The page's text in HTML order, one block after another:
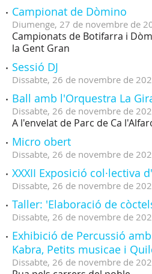
Campionat de Dòmino
Diumenge, 27 de novembre de
Campionats de Botifarra i
la Gent Gran
Sessió DJ
Dissabte, 26 de novembre de
Ball amb l'Orquestra La
Dissabte, 26 de novembre de
A l'envelat de Parc de Ca
Micro obert
Dissabte, 26 de novembre de
XXXII Exposició col·lectiva
Dissabte, 26 de novembre de
Taller: 'Elaboració de
Dissabte, 26 de novembre de
Exhibició de Percussió
Kabra, Petits musicae i
Dissabte, 26 de novembre de